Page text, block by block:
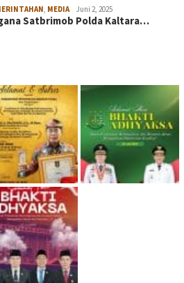
MEDIA Juni 2, 2025
Satbrimob Polda Kaltara…